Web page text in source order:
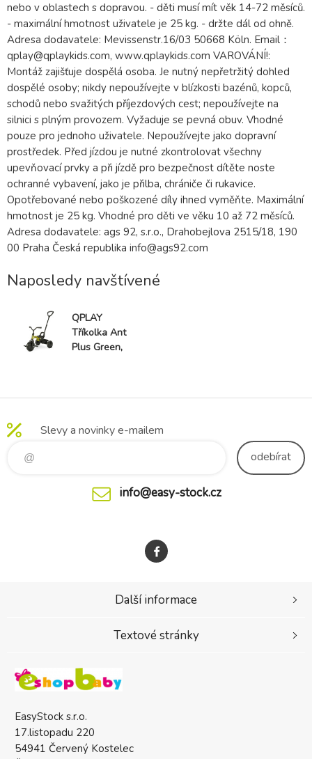
nebo v oblastech s dopravou. - děti musí mít věk 14-72 měsíců.
- maximální hmotnost uživatele je 25 kg. - držte dál od ohně.
Adresa dodavatele: Mevissenstr.16/03 50668 Köln. Email：
qplay@qplaykids.com, www.qplaykids.com VAROVÁNÍ!:
Montáž zajišťuje dospělá osoba. Je nutný nepřetržitý dohled
dospělé osoby; nikdy nepoužívejte v blízkosti bazénů, kopců,
schodů nebo svažitých příjezdových cest; nepoužívejte na
silnici s plným provozem. Vyžaduje se pevná obuv. Vhodné
pouze pro jednoho uživatele. Nepoužívejte jako dopravní
prostředek. Před jízdou je nutné zkontrolovat všechny
upevňovací prvky a při jízdě pro bezpečnost dítěte noste
ochranné vybavení, jako je přilba, chrániče či rukavice.
Opotřebované nebo poškozené díly ihned vyměňte. Maximální
hmotnost je 25 kg. Vhodné pro děti ve věku 10 až 72 měsíců.
Adresa dodavatele: ags 92, s.r.o., Drahobejlova 2515/18, 190
00 Praha Česká republika info@ags92.com
Naposledy navštívené
QPLAY
Tříkolka Ant
Plus Green,
Slevy a novinky e-mailem
odebírat
info@easy-stock.cz
EasyStock s.r.o.
17.listopadu 220
54941 Červený Kostelec
Další informace
Textové stránky